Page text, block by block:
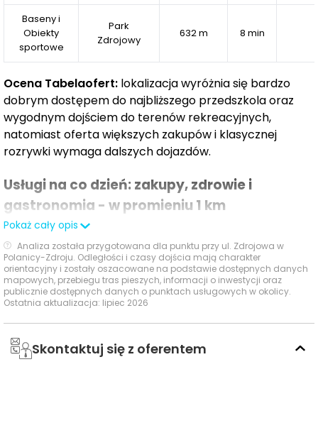
Inwestor: Skomar- lokalna firma z wieloletnim
doświadczeniem:
40 lat doświadczenia w branży budowlanej
ponad 800 mieszkań oddanych do użytkowania
innowacyjne projekty
Dlaczego warto nam zaufać?
nowoczesny kompleks z bogatą ofertą spa, wellness
i gastronomią; siłownia, sala zabaw i sale
konferencyjne
kuchennymi
pełna własność z odrębną księgą wieczystą dla
lokalu
rozbudowa o usługi zdrowotne i beauty w przyszłych
etapach
inwestycja o dużym potencjale inwestycyjnym
możliwość pełnego odzyskania podatku VAT (23%)
Baseny i
Obiekty
sportowe
Park
Zdrojowy
632 m 8 min
Ocena Tabelaofert: lokalizacja wyróżnia się bardzo
dobrym dostępem do najbliższego przedszkola oraz
wygodnym dojściem do terenów rekreacyjnych,
natomiast oferta większych zakupów i klasycznej
rozrywki wymaga dalszych dojazdów.
Usługi na co dzień: zakupy, zdrowie i
gastronomia - w promieniu 1 km
W promieniu do 1000 m od inwestycji dostępna jest
zróżnicowana oferta podstawowych usług codziennych,
obejmująca zakupy, zdrowie, gastronomię, rekreację i
usługi osobiste.
pieszo
Pokaż cały opis
Analiza została przygotowana dla punktu przy ul. Zdrojowa w
Polanicy-Zdroju. Odległości i czasy dojścia mają charakter
orientacyjny i zostały oszacowane na podstawie dostępnych danych
mapowych, przebiegu tras pieszych, informacji o inwestycji oraz
publicznie dostępnych danych o punktach usługowych w okolicy.
Ostatnia aktualizacja: lipiec 2026
Skontaktuj się z oferentem